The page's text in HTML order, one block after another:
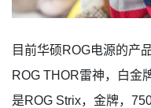
目前华硕ROG电源的产
ROG THOR雷神，白金
是ROG Strix，金牌，